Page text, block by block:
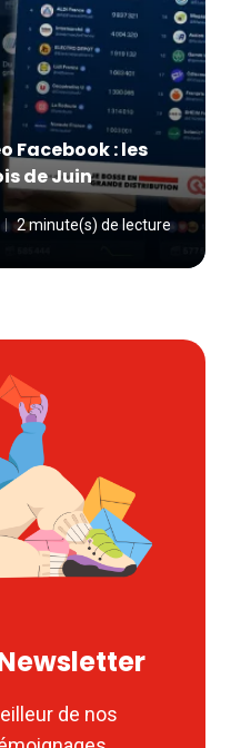
Facebook : les
de Juin
2 minute(s) de lecture
de nos